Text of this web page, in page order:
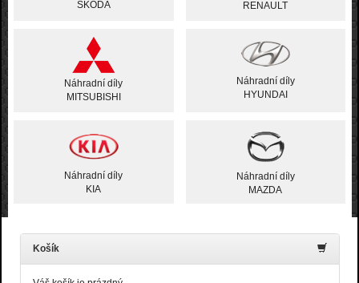
ŠKODA
RENAULT
Náhradní díly
MITSUBISHI
Náhradní díly
HYUNDAI
Náhradní díly
KIA
Náhradní díly
MAZDA
Košík